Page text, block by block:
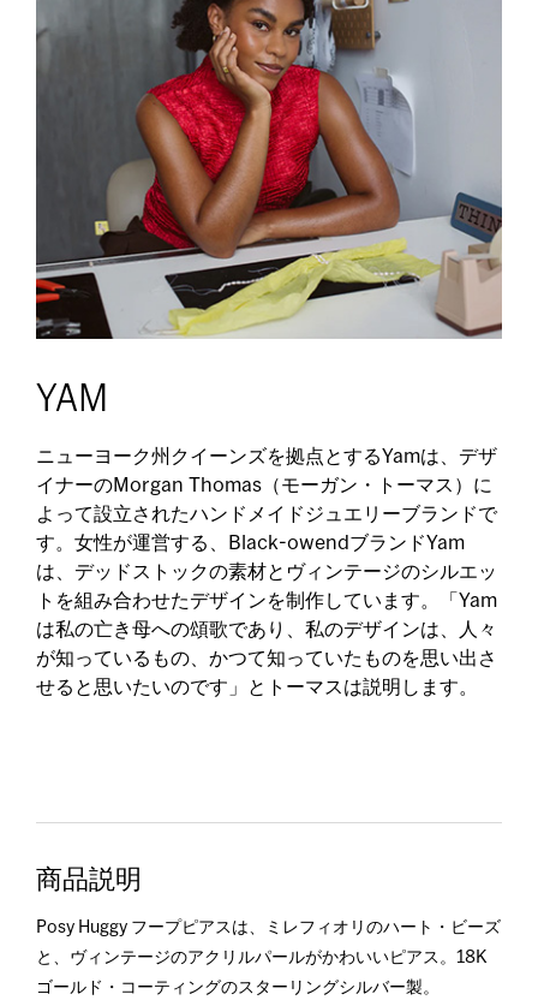
YAM
ニューヨーク州クイーンズを拠点とするYamは、デザ
イナーのMorgan Thomas（モーガン・トーマス）に
よって設立されたハンドメイドジュエリーブランドで
す。女性が運営する、Black-owendブランドYam
は、デッドストックの素材とヴィンテージのシルエッ
トを組み合わせたデザインを制作しています。「Yam
は私の亡き母への頌歌であり、私のデザインは、人々
が知っているもの、かつて知っていたものを思い出さ
せると思いたいのです」とトーマスは説明します。
商品説明
Posy Huggy フープピアスは、ミレフィオリのハート・ビーズ
と、ヴィンテージのアクリルパールがかわいいピアス。18K
ゴールド・コーティングのスターリングシルバー製。